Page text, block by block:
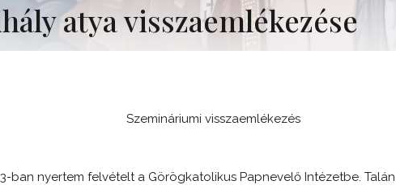
atya visszaemlékezése
Szemináriumi visszaemlékezés
ban nyertem felvételt a Görögkatolikus Papnevelő Intézetbe.